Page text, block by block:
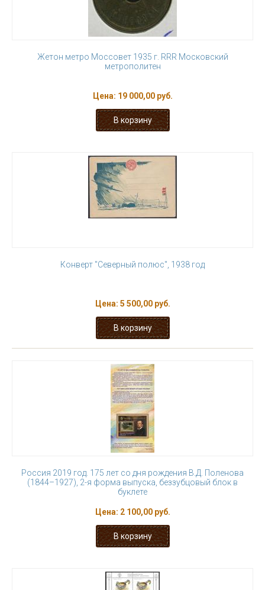
Жетон метро Моссовет 1935 г. RRR Московский
метрополитен
Цена: 19 000,00 руб.
Конверт "Северный полюс", 1938 год
Цена: 5 500,00 руб.
Россия 2019 год. 175 лет со дня рождения В.Д. Поленова
(1844–1927), 2-я форма выпуска, беззубцовый блок в
буклете
Цена: 2 100,00 руб.